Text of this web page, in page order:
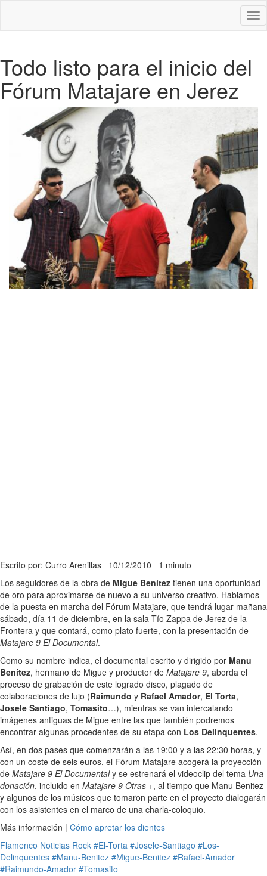
Todo listo para el inicio del
Fórum Matajare en Jerez
Escrito por: Curro Arenillas 10/12/2010 1 minuto
Los seguidores de la obra de Migue Benítez tienen una oportunidad
de oro para aproximarse de nuevo a su universo creativo. Hablamos
de la puesta en marcha del Fórum Matajare, que tendrá lugar mañana
sábado, día 11 de diciembre, en la sala Tío Zappa de Jerez de la
Frontera y que contará, como plato fuerte, con la presentación de
Matajare 9 El Documental.
Como su nombre indica, el documental escrito y dirigido por Manu
Benítez, hermano de Migue y productor de Matajare 9, aborda el
proceso de grabación de este logrado disco, plagado de
colaboraciones de lujo (Raimundo y Rafael Amador, El Torta,
Josele Santiago, Tomasito…), mientras se van intercalando
imágenes antiguas de Migue entre las que también podremos
encontrar algunas procedentes de su etapa con Los Delinquentes.
Así, en dos pases que comenzarán a las 19:00 y a las 22:30 horas, y
con un coste de seis euros, el Fórum Matajare acogerá la proyección
de Matajare 9 El Documentaly se estrenará el videoclip del tema Una
donación, incluido en Matajare 9 Otras +, al tiempo que Manu Benitez
y algunos de los músicos que tomaron parte en el proyecto dialogarán
con los asistentes en el marco de una charla-coloquio.
Más información | Cómo apretar los dientes
Flamenco Noticias Rock #El-Torta #Josele-Santiago #Los-
Delinquentes #Manu-Benitez #Migue-Benitez #Rafael-Amador
#Raimundo-Amador #Tomasito